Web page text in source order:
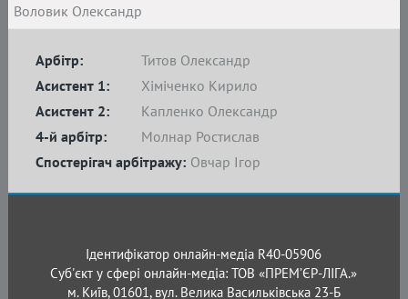
Воловик Олександр
Арбітр:
Титов Олександр
Асистент 1:
Хіміченко Кирило
Асистент 2:
Капленко Олександр
4-й арбітр:
Молнар Ростислав
Спостерігач арбітражу: Овчар Ігор
Ідентифікатор онлайн-медіа R40-05906
Суб'єкт у сфері онлайн-медіа: ТОВ «ПРЕМ’ЄР-ЛІГА.»
м. Київ, 01601, вул. Велика Васильківська 23-Б